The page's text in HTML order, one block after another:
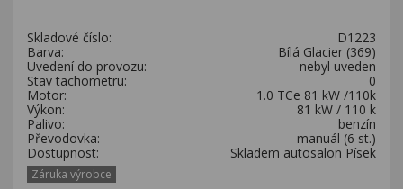
Kontakty
Skladové číslo:
D1223
Barva:
Bílá Glacier (369)
Uvedení do provozu:
nebyl uveden
Stav tachometru:
0
Motor:
1.0 TCe 81 kW /110k
Výkon:
81 kW / 110 k
Palivo:
benzín
Převodovka:
manuál (6 st.)
Dostupnost:
Skladem autosalon Písek
Záruka výrobce